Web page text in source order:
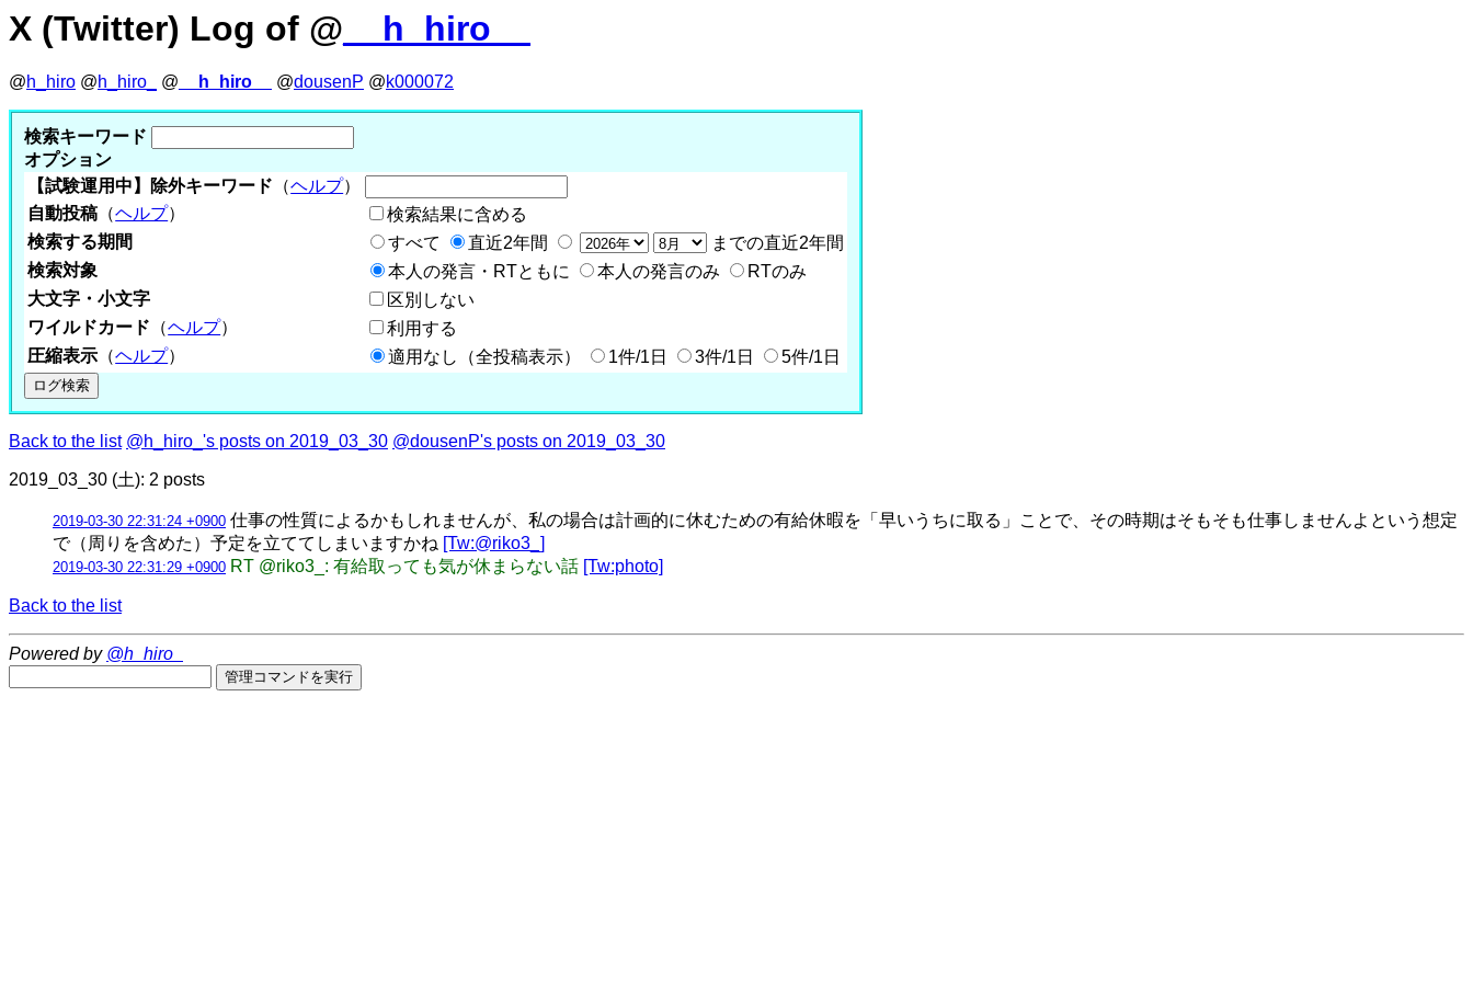
X (Twitter) Log of @ __h_hiro__
@h_hiro @h_hiro_ @ __h_hiro__ @dousenP @k000072
検索キーワード
オプション
【試験運用中】除外キーワード （ヘルプ）
自動投稿 （ヘルプ）
検索結果に含める
検索する期間
すべて 直近2年間
までの直近2年間
検索対象
本人の発言・RTともに 本人の発言のみ
RTのみ
大文字・小文字
区別しない
ワイルドカード （ヘルプ）
利用する
圧縮表示 （ヘルプ） 適用なし（全投稿表示） 1件/1日 3件/1日 5件/1日
Back to the list @h_hiro_'s posts on 2019_03_30 @dousenP's posts on 2019_03_30
2019_03_30 (土): 2 posts
2019-03-30 22:31:24 +0900 仕事の性質によるかもしれませんが、私の場合は計画的に休むための有給休暇を「早いうちに取る」ことで、その時期はそもそも仕事しませんよという想定
で（周りを含めた）予定を立ててしまいますかね [Tw:@riko3_]
2019-03-30 22:31:29 +0900 RT @riko3_: 有給取っても気が休まらない話 [Tw:photo]
Back to the list
Powered by @h_hiro_